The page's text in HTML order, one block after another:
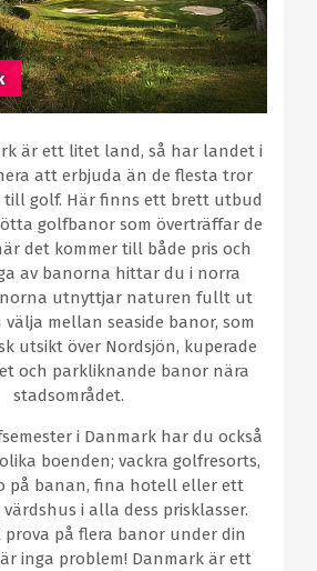
är ett litet land, så har landet i
att erbjuda än de flesta tror
till golf. Här finns ett brett utbud
golfbanor som överträffar de
det kommer till både pris och
av banorna hittar du i norra
utnyttjar naturen fullt ut
mellan seaside banor, som
utsikt över Nordsjön, kuperade
och parkliknande banor nära
stadsområdet.
i Danmark har du också
boenden; vackra golfresorts,
på banan, fina hotell eller ett
i alla dess prisklasser.
på flera banor under din
inga problem! Danmark är ett